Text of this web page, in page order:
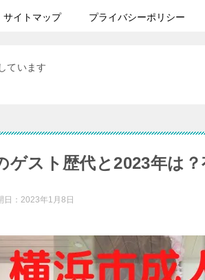
サイトマップ プライバシーポリシー
ています
ゲスト歴代と2023年は？
日： 2023年1月8日